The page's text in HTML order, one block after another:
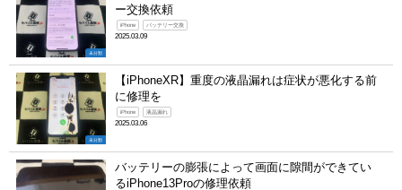
未分類
ー交換依頼
iPhone バッテリー交換
2025.03.09
未分類
【iPhoneXR】重度の液晶漏れは症状が悪化する前
に修理を
iPhone 液晶漏れ
2025.03.06
バッテリーの膨張によって画面に隙間ができてい
るiPhone13Proの修理依頼